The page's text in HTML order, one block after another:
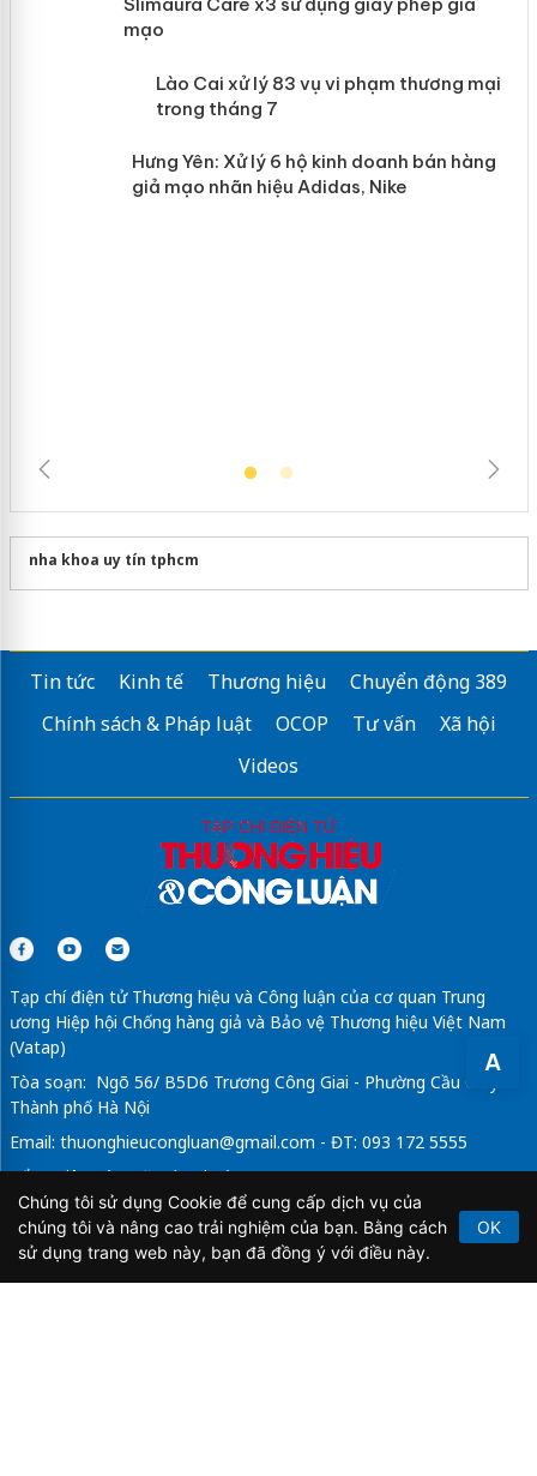
A
mại trong tháng 7
nha khoa uy tín tphcm
Tin tức Kinh tế Thương hiệu
Chuyển động 389
Chính sách & Pháp luật
OCOP Tư vấn
Xã hội
Videos
Tạp chí điện tử Thương hiệu và Công luận của cơ quan Trung
ương Hiệp hội Chống hàng giả và Bảo vệ Thương hiệu Việt Nam
(Vatap)
Tòa soạn: Ngõ 56/ B5D6 Trương Công Giai - Phường Cầu Giấy -
Thành phố Hà Nội
Email: thuonghieucongluan@gmail.com - ĐT: 093 172 5555
Tổng Biên Tập: Vũ Đức Thuận
Giấy phép hoạt động báo chí điện tử số 64/GP-BTTTT do Bộ
Thông tin và Truyền thông cấp ngày 21/2/2020.
Chúng tôi sử dụng Cookie để cung cấp dịch vụ của
chúng tôi và nâng cao trải nghiệm của bạn. Bằng cách
sử dụng trang web này, bạn đã đồng ý với điều này.
OK